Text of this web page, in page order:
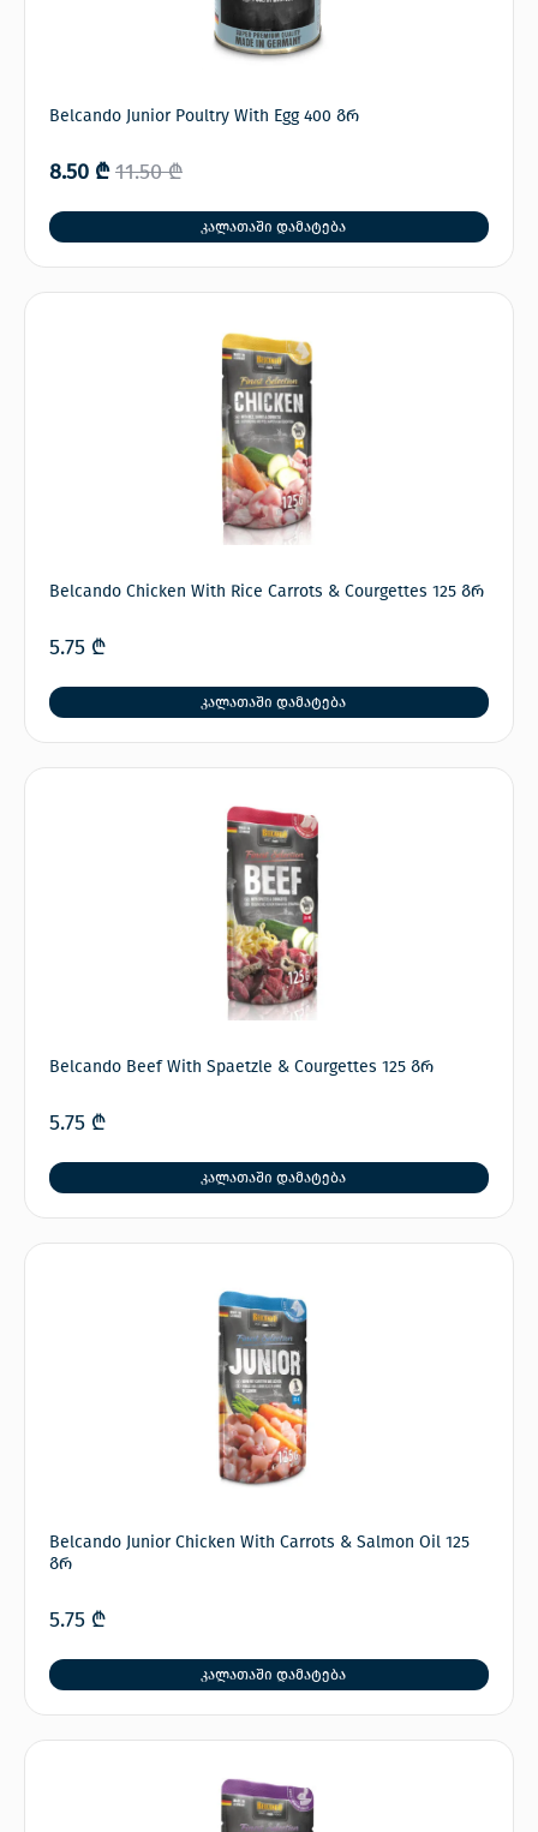
Belcando Junior Poultry With Egg 400 გრ
11.50₾
8.50 ₾
კალათაში დამატება
Belcando Chicken With Rice Carrots & Courgettes 125 გრ
5.75 ₾
კალათაში დამატება
Belcando Beef With Spaetzle & Courgettes 125 გრ
5.75 ₾
კალათაში დამატება
Belcando Junior Chicken With Carrots & Salmon Oil 125
გრ
5.75 ₾
კალათაში დამატება